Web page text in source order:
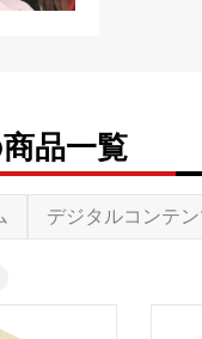
品一覧
デジタルコンテ